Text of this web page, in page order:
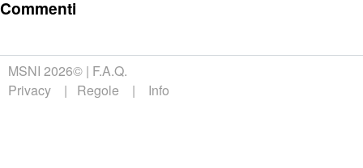
Commenti
MSNI 2026© F.A.Q.
Privacy
Regole Info